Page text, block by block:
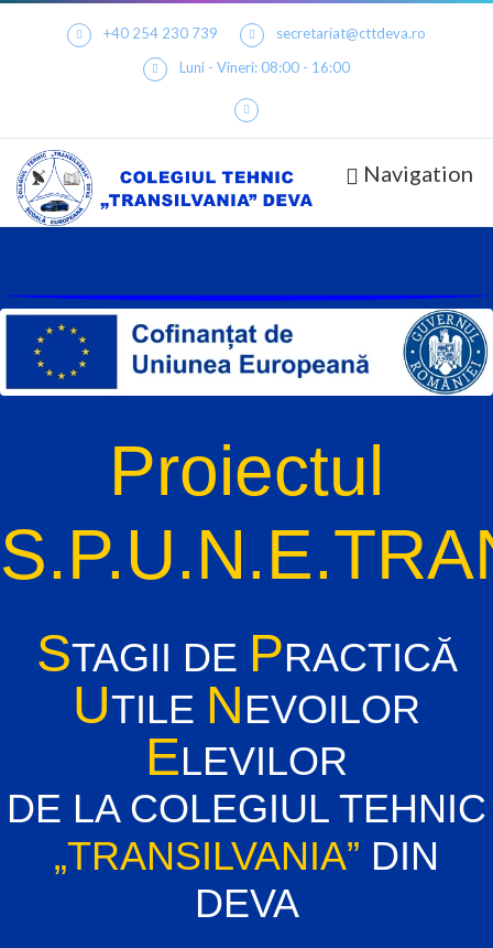
+40 254 230 739
secretariat@cttdeva.ro
Luni - Vineri: 08:00 - 16:00
Navigation
Proiectul
S.P.U.N.E.
STAGII DE PRACTICĂ
UTILE NEVOILOR
ELEVILOR
DE LA COLEGIUL TEHNIC
„TRANSILVANIA” DIN
DEVA